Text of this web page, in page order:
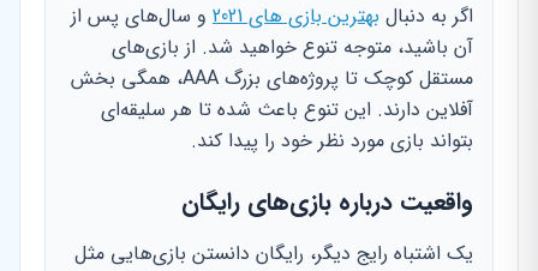
اگر به دنبال بهترین بازی های 2021
و سال‌های پس از
آن باشید، متوجه تنوع خواهید شد. از بازی‌های
مستقل کوچک تا پروژه‌های بزرگ AAA، همگی بخش
آفلاین دارند. این تنوع باعث شده تا هر سلیقه‌ای
بتواند بازی مورد نظر خود را پیدا کند.
واقعیت درباره بازی‌های رایگان
یک اشتباه رایج دیگر، رایگان دانستن بازی‌هایی مثل